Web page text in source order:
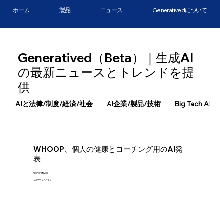
Generatived（Beta）｜生成AI
の最新ニュースとトレンドを提
供
WHOOP、個人の健康とコーチング用のAI発
表
Generatived
23/9/27 7:42
ホーム 製品 ニュース Generativedについて
AIと法律/制度/経済/社会 AI企業/製品/技術 Big Tech AI